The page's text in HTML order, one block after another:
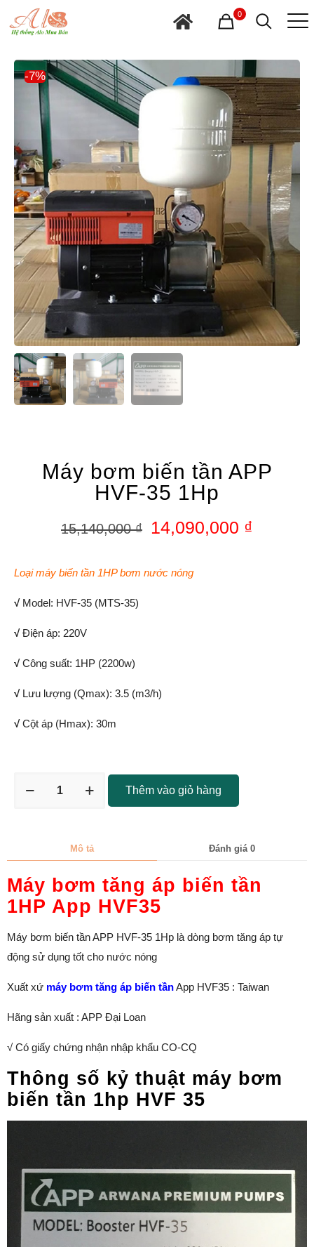
0
-7%
Máy bơm biến tần APP
HVF-35 1Hp
15,140,000₫ 14,090,000 ₫
Loại máy biến tần 1HP bơm nước nóng
√Model: HVF-35 (MTS-35)
√Điện áp: 220V
√Công suất: 1HP (2200w)
√ Lưu lượng (Qmax): 3.5 (m3/h)
√Cột áp (Hmax): 30m
Thêm vào giỏ hàng
Mô tả Đánh giá 0
Máy bơm tăng áp biến tần
1HP App HVF35
Máy bơm biến tần APP HVF-35 1Hp là dòng bơm tăng áp tự
động sử dụng tốt cho nước nóng
Xuất xứ máy bơm tăng áp biến tầnApp HVF35 : Taiwan
Hãng sản xuất : APP Đại Loan
√ Có giấy chứng nhận nhập khẩu CO-CQ
Thông số kỷ thuật máy bơm
biến tần 1hp HVF 35